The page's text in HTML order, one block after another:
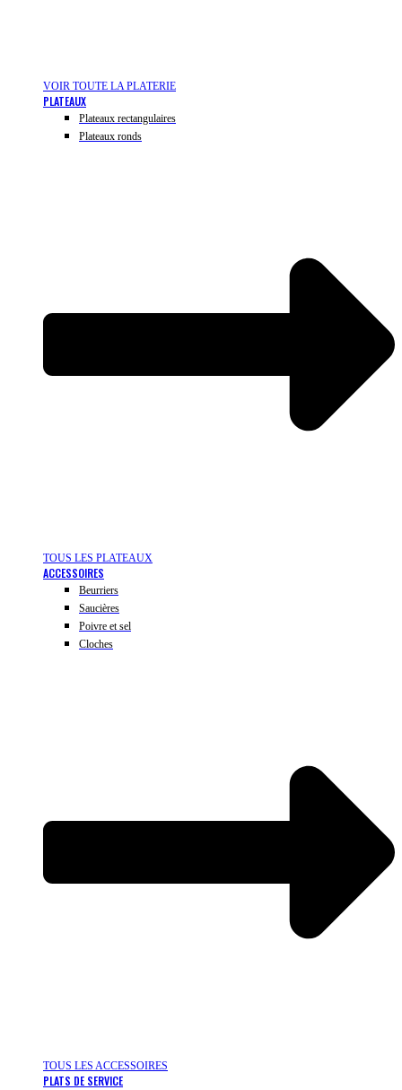
VOIR TOUTE LA PLATERIE
PLATEAUX
Plateaux rectangulaires
Plateaux ronds
TOUS LES PLATEAUX
ACCESSOIRES
Beurriers
Saucières
Poivre et sel
Cloches
TOUS LES ACCESSOIRES
PLATS DE SERVICE